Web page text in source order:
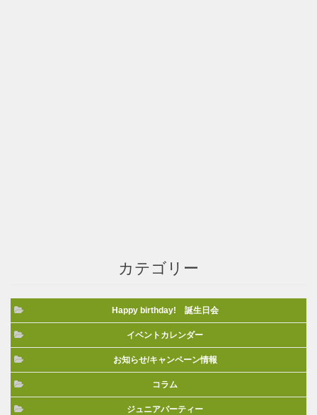
カテゴリー
Happy birthday! 誕生日会
イベントカレンダー
お知らせ/キャンペーン情報
コラム
ジュニアパーティー